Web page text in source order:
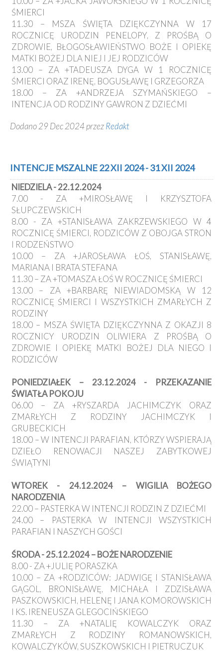
ŚMIERCI
11.30 – MSZA ŚWIĘTA DZIĘKCZYNNA W 17
ROCZNICĘ URODZIN PENELOPY, Z PROŚBĄ O
ZDROWIE, BŁOGOSŁAWIEŃSTWO BOŻE I OPIEKĘ
MATKI BOŻEJ DLA NIEJ I JEJ RODZICÓW
13.00 – ZA +TADEUSZA DYGA W 1 ROCZNICĘ
ŚMIERCI ORAZ IRENĘ, BOGUSŁAWĘ I GRZEGORZA
18.00 – ZA +ANDRZEJA SZYMAŃSKIEGO –
INTENCJA OD RODZINY GAWRON Z DZIEĆMI
Dodano 29 Dec 2024 przezRedakt
INTENCJE MSZALNE 22 XII 2024 - 31 XII 2024
NIEDZIELA - 22.12.2024
7.00 - ZA +MIROSŁAWĘ I KRZYSZTOFA
SŁUPCZEWSKICH
8.00 - ZA +STANISŁAWA ZAKRZEWSKIEGO W 4
ROCZNICĘ ŚMIERCI, RODZICÓW Z OBOJGA STRON
I RODZEŃSTWO
10.00 – ZA +JAROSŁAWA ŁOŚ, STANISŁAWĘ,
MARIANA I BRATA STEFANA
11.30 – ZA +TOMASZA ŁOŚ W ROCZNICĘ ŚMIERCI
13.00 – ZA +BARBARĘ NIEWIADOMSKĄ W 12
ROCZNICĘ ŚMIERCI I WSZYSTKICH ZMARŁYCH Z
RODZINY
18.00 – MSZA ŚWIĘTA DZIĘKCZYNNA Z OKAZJI 8
ROCZNICY URODZIN OLIWIERA Z PROŚBĄ O
ZDROWIE I OPIEKĘ MATKI BOŻEJ DLA NIEGO I
RODZICÓW
PONIEDZIAŁEK – 23.12.2024 - PRZEKAZANIE
ŚWIATŁA POKOJU
06.00 – ZA +RYSZARDA JACHIMCZYK ORAZ
ZMARŁYCH Z RODZINY JACHIMCZYK I
GRUBECKICH
18.00 – W INTENCJI PARAFIAN, KTÓRZY WSPIERAJĄ
DZIEŁO RENOWACJI NASZEJ ZABYTKOWEJ
ŚWIĄTYNI
WTOREK - 24.12.2024 – WIGILIA BOŻEGO
NARODZENIA
22.00 – PASTERKA W INTENCJI RODZIN Z DZIEĆMI
24.00 – PASTERKA W INTENCJI WSZYSTKICH
PARAFIAN I NASZYCH GOŚCI
ŚRODA - 25.12.2024 – BOŻE NARODZENIE
8.00 - ZA +JULIĘ PORASZKA
10.00 – ZA +RODZICÓW: JADWIGĘ I STANISŁAWA
GĄGOL, BRONISŁAWĘ, MICHAŁA I ZDZISŁAWA
PASZKOWSKICH, HELENĘ I JANA KOMOROWSKICH
I KS. IRENEUSZA GLEGOCIŃSKIEGO
11.30 – ZA +NATALIĘ KOWALCZYK ORAZ
ZMARŁYCH Z RODZINY ROMANOWSKICH,
KOWALCZYKÓW, SUSZKOWSKICH I PIETRUCZUK